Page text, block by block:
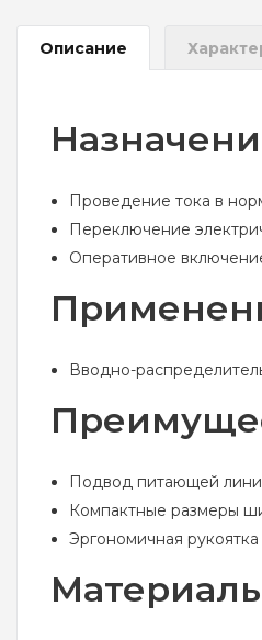
Описание
Проведение тока в
Переключение
Оперативное
Вводно-
Подвод питающей
Компактные размеры
Эргономичная